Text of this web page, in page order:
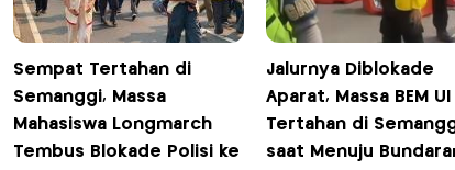
Sempat Tertahan di
Semanggi, Massa
Mahasiswa Longmarch
Tembus Blokade Polisi ke
Jalurnya Diblokade
Aparat, Massa BEM UI
Tertahan di
saat Menuju